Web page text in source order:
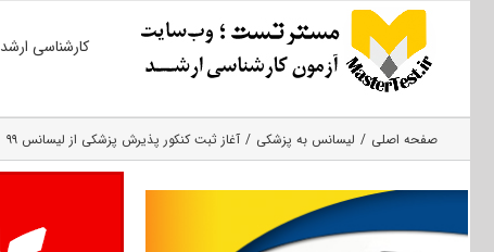
کارشناسی ارشد
صفحه اصلی لیسانس به پزشکی آغاز ثبت کنکور پذیرش پزشکی از لیسانس ۹۹